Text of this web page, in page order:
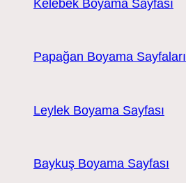
Kelebek Boyama Sayfası
Papağan Boyama Sayfaları
Leylek Boyama Sayfası
Baykuş Boyama Sayfası